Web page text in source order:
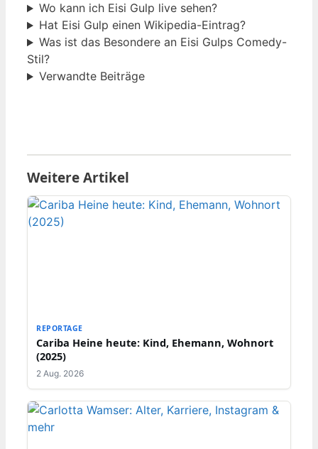
Wo kann ich Eisi Gulp live sehen?
Hat Eisi Gulp einen Wikipedia-Eintrag?
Was ist das Besondere an Eisi Gulps Comedy-
Stil?
Verwandte Beiträge
Weitere Artikel
REPORTAGE
Cariba Heine heute: Kind, Ehemann, Wohnort
(2025)
2 Aug. 2026